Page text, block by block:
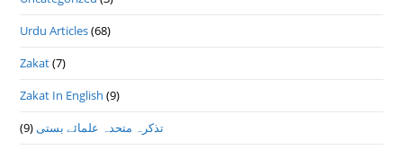
Urdu Articles(68)
Zakat(7)
Zakat In English (9)
تذكرہ متحدہ علمائے بستى(9)